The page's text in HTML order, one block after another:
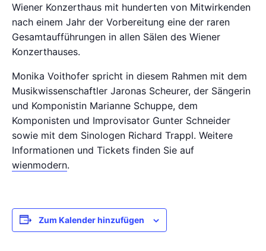
Wiener Konzerthaus mit hunderten von Mitwirkenden
nach einem Jahr der Vorbereitung eine der raren
Gesamtaufführungen in allen Sälen des Wiener
Konzerthauses.
Monika Voithofer spricht in diesem Rahmen mit dem
Musikwissenschaftler Jaronas Scheurer, der Sängerin
und Komponistin Marianne Schuppe, dem
Komponisten und Improvisator Gunter Schneider
sowie mit dem Sinologen Richard Trappl. Weitere
Informationen und Tickets finden Sie auf
wienmodern.
Zum Kalender hinzufügen